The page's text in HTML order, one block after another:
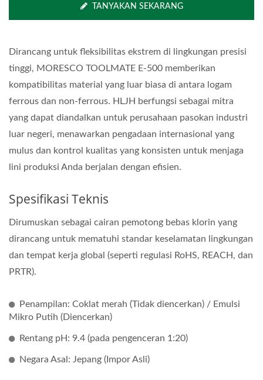
TANYAKAN SEKARANG
Dirancang untuk fleksibilitas ekstrem di lingkungan presisi
tinggi, MORESCO TOOLMATE E-500 memberikan
kompatibilitas material yang luar biasa di antara logam
ferrous dan non-ferrous. HLJH berfungsi sebagai mitra
yang dapat diandalkan untuk perusahaan pasokan industri
luar negeri, menawarkan pengadaan internasional yang
mulus dan kontrol kualitas yang konsisten untuk menjaga
lini produksi Anda berjalan dengan efisien.
Spesifikasi Teknis
Dirumuskan sebagai cairan pemotong bebas klorin yang
dirancang untuk mematuhi standar keselamatan lingkungan
dan tempat kerja global (seperti regulasi RoHS, REACH, dan
PRTR).
Penampilan: Coklat merah (Tidak diencerkan) / Emulsi
Mikro Putih (Diencerkan)
Rentang pH: 9.4 (pada pengenceran 1:20)
Negara Asal: Jepang (Impor Asli)